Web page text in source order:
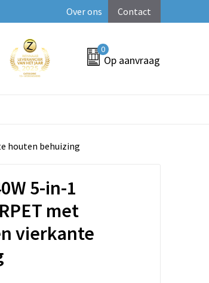
Over ons Contact
0
Op aanvraag
houten behuizing
5-in-1
met
vierkante